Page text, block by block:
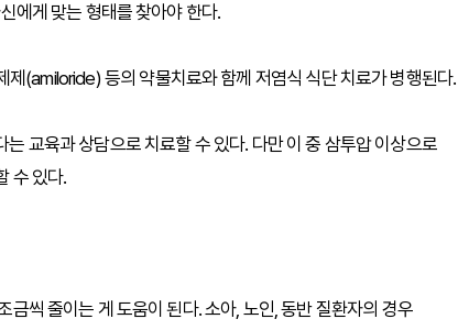
에게 맞는 형태를 찾아야 한다.
(amiloride) 등의 약물치료와 함께 저염식 식단 치료가 병행된다.
교육과 상담으로 치료할 수 있다. 다만 이 중 삼투압 이상으로
수 있다.
씩 줄이는 게 도움이 된다. 소아, 노인, 동반 질환자의 경우